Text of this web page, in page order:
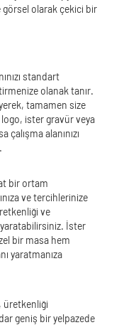
olarak çekici bir
standart
olanak tanır.
tamamen size
ister gravür veya
alanınızı
bir ortam
ve tercihlerinize
ve
yaratabilirsiniz. İster
bir masa hem
yaratmanıza
üretkenliği
geniş bir yelpazede